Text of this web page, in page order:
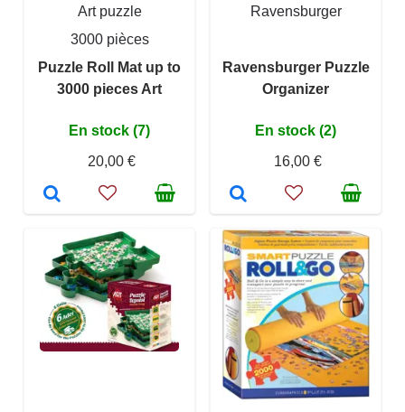
Art puzzle
3000 pièces
Puzzle Roll Mat up to
3000 pieces Art
En stock (7)
20,00 €
Ravensburger
Ravensburger Puzzle
Organizer
En stock (2)
16,00 €